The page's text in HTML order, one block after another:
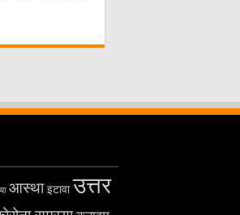
आस्था इटावा उत्तर